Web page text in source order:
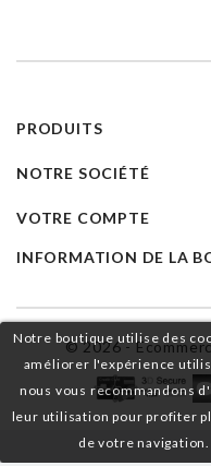
Notre boutique utilise des
améliorer l'expérience
nous vous recommandons
leur utilisation pour profiter
de votre navigation.
PRODUITS
NOTRE SOCIÉTÉ
VOTRE COMPTE
INFORMATION DE LA
© 2026 -